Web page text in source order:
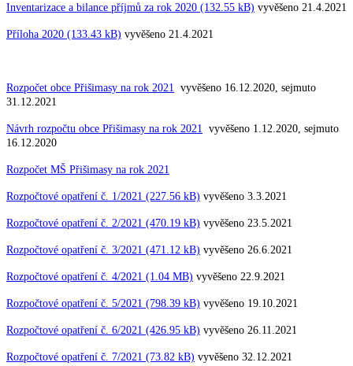
Inventarizace a bilance příjmů za rok 2020 (132.55 kB) vyvěšeno 21.4.2021
Příloha 2020 (133.43 kB) vyvěšeno 21.4.2021
Rozpočet obce Přišimasy na rok 2021
vyvěšeno 16.12.2020, sejmuto
31.12.2021
Návrh rozpočtu obce Přišimasy na rok 2021
vyvěšeno 1.12.2020, sejmuto
16.12.2020
Rozpočet MŠ Přišimasy na rok 2021
Rozpočtové opatření č. 1/2021 (227.56 kB) vyvěšeno 3.3.2021
Rozpočtové opatření č. 2/2021 (470.19 kB) vyvěšeno 23.5.2021
Rozpočtové opatření č. 3/2021 (471.12 kB) vyvěšeno 26.6.2021
Rozpočtové opatření č. 4/2021 (1.04 MB) vyvěšeno 22.9.2021
Rozpočtové opatření č. 5/2021 (798.39 kB) vyvěšeno 19.10.2021
Rozpočtové opatření č. 6/2021 (426.95 kB) vyvěšeno 26.11.2021
Rozpočtové opatření č. 7/2021 (73.82 kB) vyvěšeno 32.12.2021